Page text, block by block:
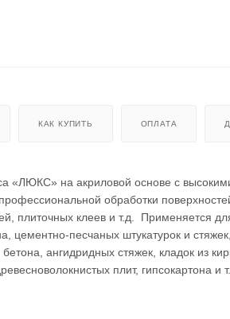
КАК КУПИТЬ ОПЛАТА
«ЛЮКС» на акриловой основе с
обработки
плиточных клеев и т.д. Применяется
цементно-песчаных штукатурок и
бетона, ангидридных стяжек, кладок из
плит, гипсокартона